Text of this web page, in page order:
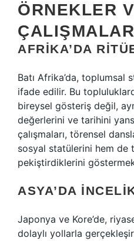
ÖRNEKLER
AFRIKA’DA
Batı Afrika’da, toplumsal
ifade edilir. Bu
bireysel gösteriş değil,
değerlerini ve tarihini
çalışmaları, törensel
sosyal statülerini hem de
pekiştirdiklerini
ASYA’DA
Japonya ve Kore’de,
dolaylı yollarla